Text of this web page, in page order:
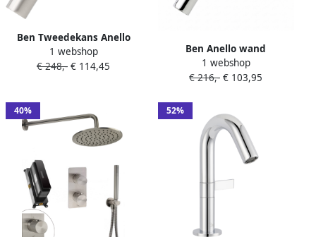
Ben Tweedekans Anello
wand fonteinkraan RVS-look
2K378-06818
1 webshop
€ 248,- € 114,45
Ben Anello wand
fonteinkraan chroom
1 webshop
€ 216,- € 103,95
40% 52%